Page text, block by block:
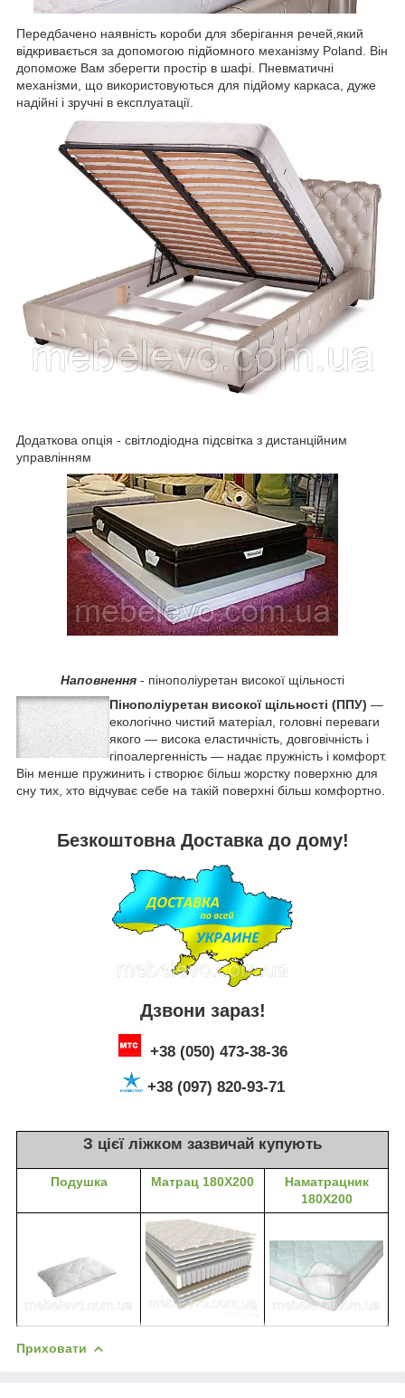
Передбачено наявність короби для зберігання речей,який
відкривається за допомогою підйомного механізму Poland. Він
допоможе Вам зберегти простір в шафі. Пневматичні
механізми, що використовуються для підйому каркаса, дуже
надійні і зручні в експлуатації.
Додаткова опція - світлодіодна підсвітка з дистанційним
управлінням
Наповнення - пінополіуретан високої щільності
Пінополіуретан високої щільності (ППУ) ―
екологічно чистий матеріал, головні переваги
якого ― висока еластичність, довговічність і
гіпоалергенність ― надає пружність і комфорт.
Він менше пружинить і створює більш жорстку поверхню для
сну тих, хто відчуває себе на такій поверхні більш комфортно.
Безкоштовна Доставка до дому!
Дзвони зараз!
+38 (050) 473-38-36
+38 (097) 820-93-71
З цієї ліжком зазвичай купують
Подушка Матрац 180X200
Наматрацник
180X200
Приховати